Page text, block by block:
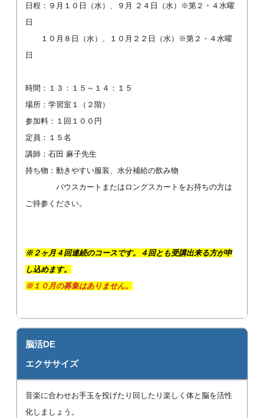
日程：９月１０日（水）、９月 ２４日（水）※第２・４水曜
日
１０月８日（水）、１０月２２日（水）※第２・４水曜
日
時間：１３：１５～１４：１５
場所：学習室１（２階）
参加料：１回１００円
定員：１５名
講師：石田 麻子先生
持ち物：動きやすい服装、水分補給の飲み物
パウスカートまたはロングスカートをお持ちの方は
ご持参ください。
※２ヶ月４回連続のコースです。４回とも受講出来る方が申
し込めます。
※１ ０ 月の募集はありません。
脳活DE
エクササイズ
音楽に合わせお手玉を投げたり回したり楽しく体と脳を活性
化しましょう。